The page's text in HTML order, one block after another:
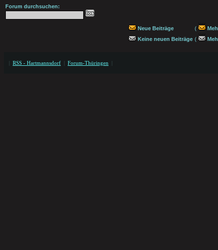
Forum durchsuchen:
Neue Beiträge (
Keine neuen Beiträge (
| RSS - Hartmannsdorf | Forum-Thüringen |